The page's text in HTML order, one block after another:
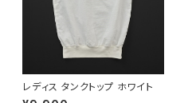
レディス タンクトップ ホワイト